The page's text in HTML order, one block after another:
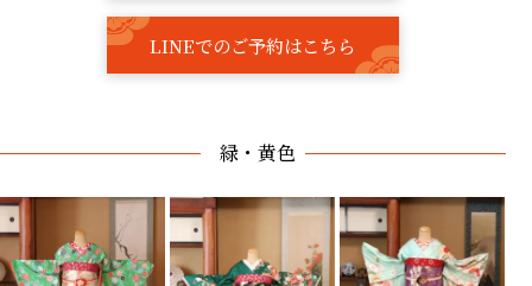
LINEでのご予約はこちら
緑・黄色